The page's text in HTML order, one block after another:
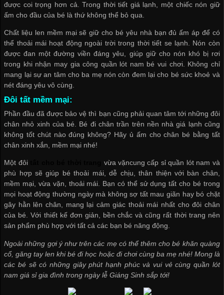
được coi trọng hơn cả. Trong thời tiết giá lạnh, một chiếc nón giữ
ấm cho đầu của bé là thứ không thể bỏ qua.
Chất liệu len mềm mại sẽ giữ cho bé yêu nhà bạn đủ ấm áp để có
thể thoải mái hoạt động ngoài trời trong thời tiết se lạnh. Nón còn
được đan một đường viền đáng yêu, giúp giữ cho nón khó bị rơi
trong khi nhận may gia công quần lót nam bé vui chơi. Không chỉ
mang lại sự an tâm cho ba mẹ nón còn đem lại cho bé sức khoẻ và
nét đáng yêu vô cùng.
Đôi tất mềm mại:
Phần đầu đã được bảo vệ thì bạn cũng phải quan tâm tới những đôi
chân nhỏ xinh của bé. Bé đi chân trần trên nền nhà giá lạnh cũng
không tốt chút nào đúng không? Hãy ủ ấm cho chân bé bằng tất
chân xinh xắn, mềm mại nhé!
Một đôi vừa vặncung cấp sỉ quần lót nam và
phù hợp sẽ giúp bé thoải mái, dễ chịu, thân thiện với bàn chân,
mềm mại, vừa vặn, thoải mái. Bạn có thể sử dụng tất cho bé trong
mọi hoạt động thường ngày mà không sợ tất mau giãn hay bó chặt
gây hằn lên chân, mang lại cảm giác thoải mái nhất cho đôi chân
của bé. Với thiết kế đơn giản, bền chắc và cũng rất thời trang nên
sản phẩm phù hợp với tất cả các bạn bé năng động.
Ngoài những gợi ý như trên các mẹ có thể thêm cho bé khăn quàng
cổ, găng tay len khi bé đi học hoặc đi chơi cùng ba mẹ nhé! Mong là
các bé sẽ có những giây phút hạnh phúc và vui vẻ cùngquần lót
nam giá sỉgia đình trong ngày lễ Giáng Sinh sắp tới!